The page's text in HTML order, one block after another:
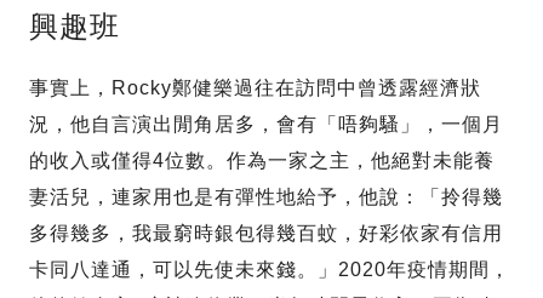
興趣班
事實上，Rocky鄭健樂過往在訪問中曾透露經濟狀
況，他自言演出閒角居多，會有「唔夠騷」，一個月
的收入或僅得4位數。作為一家之主，他絕對未能養
妻活兒，連家用也是有彈性地給予，他說：「拎得幾
多得幾多，我最窮時銀包得幾百蚊，好彩依家有信用
卡同八達通，可以先使未來錢。」2020年疫情期間，